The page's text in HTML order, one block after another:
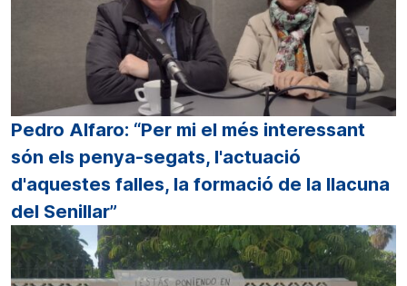
Pedro Alfaro: “Per mi el més interessant
són els penya-segats, l'actuació
d'aquestes falles, la formació de la llacuna
del Senillar”